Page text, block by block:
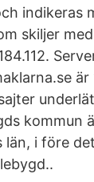
indikeras
skiljer
är
kommun
län, i före